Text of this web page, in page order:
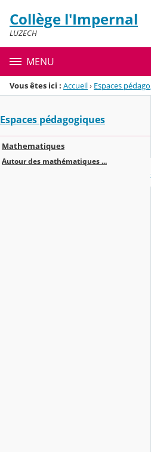
Menu de la rubrique
Contenu
Collège l'Impernal
LUZECH
MENU
Vous êtes ici : Accueil› Espaces
Espaces pédagogiques
Mathematiques
Autour des mathématiques ...